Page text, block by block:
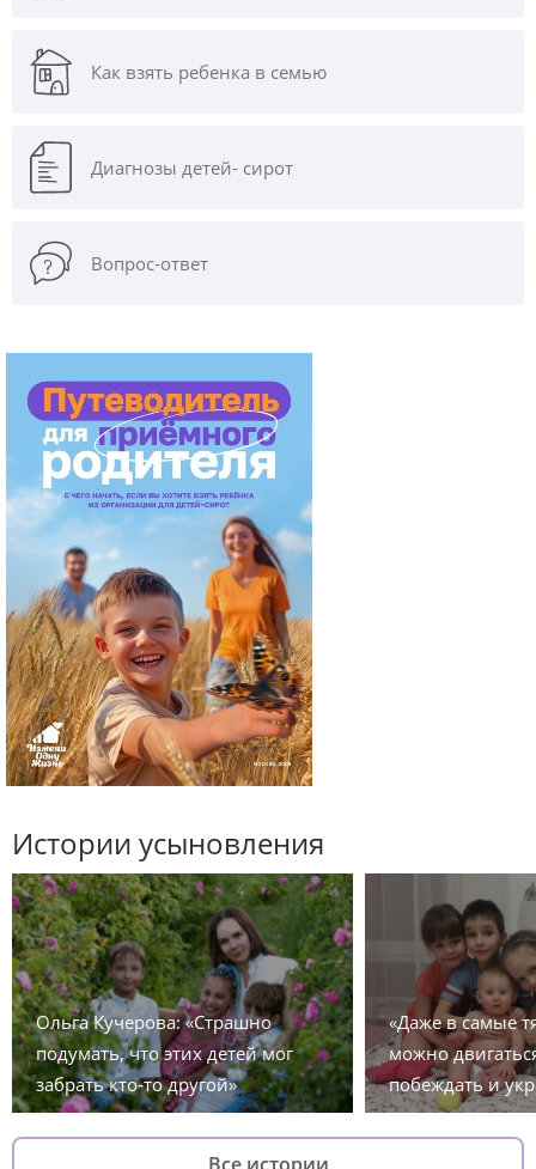
Как взять ребенка в семью
Диагнозы детей- сирот
Вопрос-ответ
Истории усыновления
Ольга Кучерова: «Страшно
подумать, что этих детей мог
забрать кто-то другой»
«Даже в самые
можно
побеждать и